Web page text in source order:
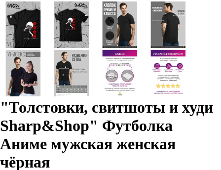
"Толстовки, свитшоты и худи
Sharp&Shop" Футболка
Аниме мужская женская
чёрная